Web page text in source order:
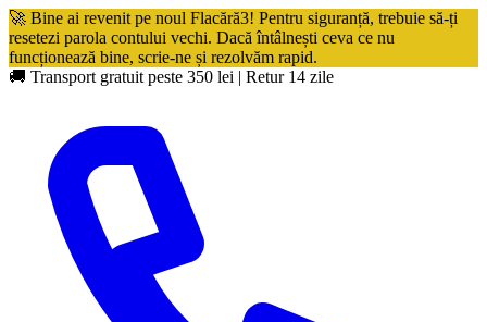
🚀 Bine ai revenit pe noul Flacără3! Pentru siguranță, trebuie să-ți
resetezi parola contului vechi. Dacă întâlnești ceva ce nu
funcționează bine, scrie-ne și rezolvăm rapid.
🚚 Transport gratuit peste 350 lei | Retur 14 zile